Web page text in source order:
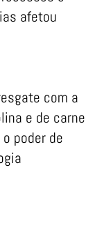
afetou
com a
e de carne
poder de